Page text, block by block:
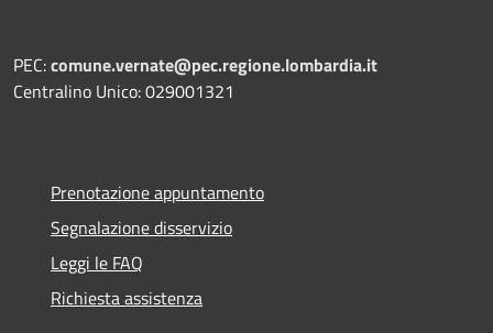
PEC:comune.vernate@pec.regione.lombardia.it
Centralino Unico: 029001321
Prenotazione appuntamento
Segnalazione disservizio
Leggi le FAQ
Richiesta assistenza